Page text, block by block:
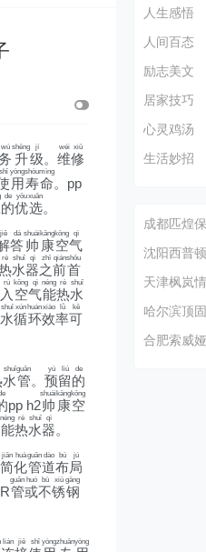
wù
升
shēng
级
jí
。 维
wéi
修
xiū
shǐ
用
yòng
寿
shòu
命
mìng
。pp
的
de
优
yōu
选
xuǎn
。
jiě
答
dá
帅
shuài
康
kāng
空
kōng
气
qì
rè
水
shuǐ
器
qì
之
zhī
前
qián
首
shǒu
入
rù
空
kōng
气
qì
能
néng
热
rè
水
shuǐ
水
shuǐ
循
xún
环
huán
效
xiào
率
lǜ
可
kě
水
shuǐ
管
guǎn
。 预
yù
留
liú
的
de
pp h2帅
shuài
康
kāng
空
kōng
能
néng
热
rè
水
shuǐ
器
qì
。
简
jiǎn
化
huà
管
guǎn
道
dào
布
bù
局
jú
管
guǎn
或
huò
不
bù
锈
xiù
钢
gāng
lián jiē shǐ yòngzhuānyòng
人生感悟
人间百态
励志美文
居家技巧
心灵鸡汤
生活妙招
成都匹煌
沈阳西普
天津枫岚
哈尔滨顶
合肥索威